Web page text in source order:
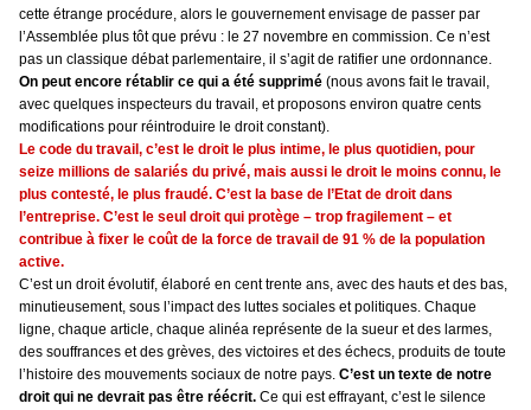
cette étrange procédure, alors le gouvernement envisage de passer par
l’Assemblée plus tôt que prévu : le 27 novembre en commission. Ce n’est
pas un classique débat parlementaire, il s’agit de ratifier une ordonnance.
On peut encore rétablir ce qui a été supprimé (nous avons fait le travail,
avec quelques inspecteurs du travail, et proposons environ quatre cents
modifications pour réintroduire le droit constant).
Le code du travail, c’est le droit le plus intime, le plus quotidien, pour
seize millions de salariés du privé, mais aussi le droit le moins connu, le
plus contesté, le plus fraudé. C’est la base de l’Etat de droit dans
l’entreprise. C’est le seul droit qui protège – trop fragilement – et
contribue à fixer le coût de la force de travail de 91 % de la population
active.
C’est un droit évolutif, élaboré en cent trente ans, avec des hauts et des bas,
minutieusement, sous l’impact des luttes sociales et politiques. Chaque
ligne, chaque article, chaque alinéa représente de la sueur et des larmes,
des souffrances et des grèves, des victoires et des échecs, produits de toute
l’histoire des mouvements sociaux de notre pays. C’est un texte de notre
droit qui ne devrait pas être réécrit. Ce qui est effrayant, c’est le silence